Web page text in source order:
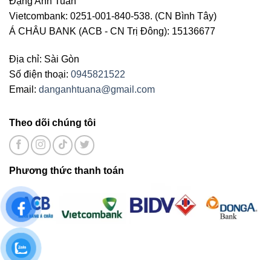
Vietcombank: 0251-001-840-538. (CN Bình Tây)
Á CHÂU BANK (ACB - CN Trị Đông): 15136677
Địa chỉ: Sài Gòn
Số điện thoại: 0945821522
Email: danganhtuana@gmail.com
Theo dõi chúng tôi
Phương thức thanh toán